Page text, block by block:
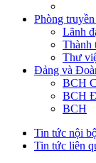
Phòng
Lãnh
Thành
Thư
Đảng và
BCH
BCH
BCH
Tin tức nội
Tin tức liên